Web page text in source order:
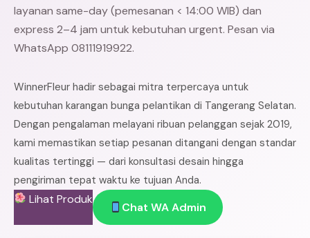
layanan same-day (pemesanan < 14:00 WIB) dan
express 2–4 jam untuk kebutuhan urgent. Pesan via
WhatsApp 08111919922.
WinnerFleur hadir sebagai mitra terpercaya untuk
kebutuhan karangan bunga pelantikan di Tangerang Selatan.
Dengan pengalaman melayani ribuan pelanggan sejak 2019,
kami memastikan setiap pesanan ditangani dengan standar
kualitas tertinggi — dari konsultasi desain hingga
pengiriman tepat waktu ke tujuan Anda.
Lihat Produk
Chat WA Admin